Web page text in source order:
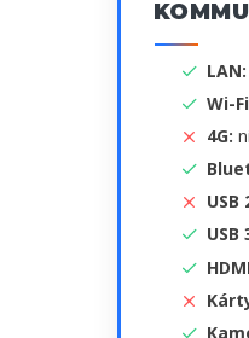
LAN:
Wi-
4G:
USB
USB